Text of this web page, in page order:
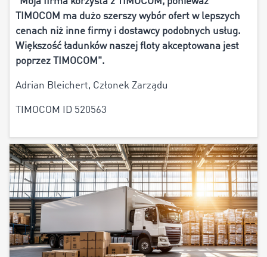
TIMOCOM ma dużo szerszy wybór ofert w lepszych
cenach niż inne firmy i dostawcy podobnych usług.
Większość ładunków naszej floty akceptowana jest
poprzez TIMOCOM".
Adrian Bleichert, Członek Zarządu
TIMOCOM ID 520563